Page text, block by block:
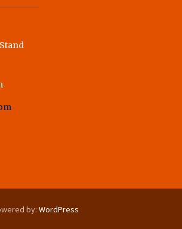
by: WordPress